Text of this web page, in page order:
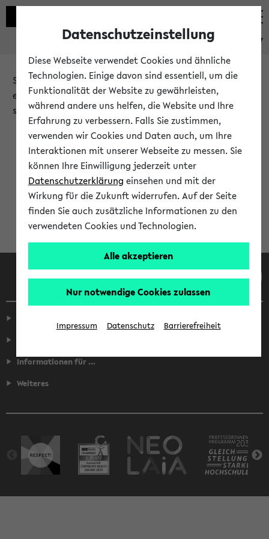
eKVV
Sie möchten auf eine eKVV Funktion zugreifen, die Ihnen
erst nach einer Anmeldung am System zur Verfügung
steht.
Bitte melden Sie sich an:
Anmeldung am eKVV
Informationen für ...
Weiteres
Datenschutzeinstellung
Diese Webseite verwendet Cookies und ähnliche
Technologien. Einige davon sind essentiell, um die
Funktionalität der Website zu gewährleisten,
während andere uns helfen, die Website und Ihre
Erfahrung zu verbessern. Falls Sie zustimmen,
verwenden wir Cookies und Daten auch, um Ihre
Interaktionen mit unserer Webseite zu messen. Sie
können Ihre Einwilligung jederzeit unter
Datenschutzerklärung einsehen und mit der
Wirkung für die Zukunft widerrufen. Auf der Seite
finden Sie auch zusätzliche Informationen zu den
verwendeten Cookies und Technologien.
Alle akzeptieren
Nur notwendige Cookies zulassen
Impressum Datenschutz Barrierefreiheit